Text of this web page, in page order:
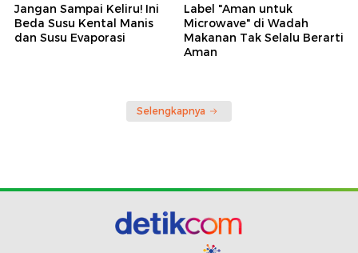
Jangan Sampai Keliru! Ini
Beda Susu Kental Manis
dan Susu Evaporasi
Label "Aman untuk
Microwave" di Wadah
Makanan Tak Selalu Berarti
Aman
Selengkapnya